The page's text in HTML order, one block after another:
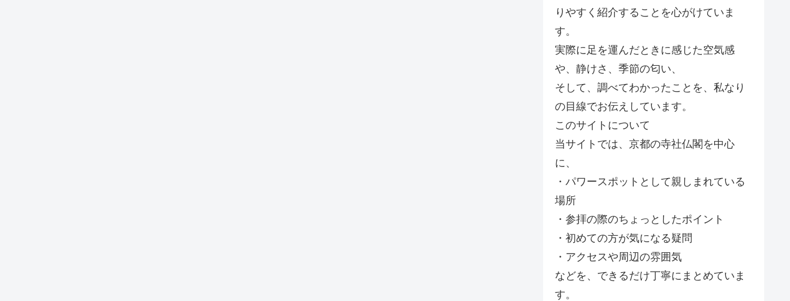
りやすく紹介することを心がけていま
す。
実際に足を運んだときに感じた空気感
や、静けさ、季節の匂い、
そして、調べてわかったことを、私なり
の目線でお伝えしています。
このサイトについて
当サイトでは、京都の寺社仏閣を中心
に、
・パワースポットとして親しまれている
場所
・参拝の際のちょっとしたポイント
・初めての方が気になる疑問
・アクセスや周辺の雰囲気
などを、できるだけ丁寧にまとめていま
す。